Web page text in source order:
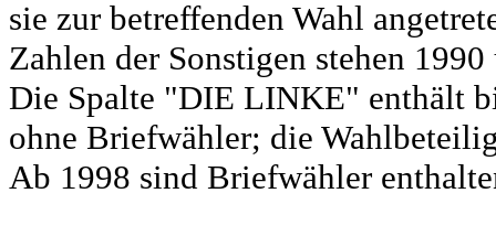
sie zur betreffenden Wahl
Zahlen der Sonstigen stehen
Die Spalte "DIE LINKE" enthält
ohne Briefwähler; die
Ab 1998 sind Briefwähler